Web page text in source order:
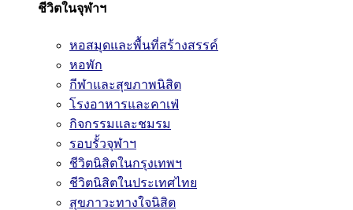
ชีวิตในจุฬาฯ
หอสมุดและพื้นที่สร้างสรรค์
หอพัก
กีฬาและสุขภาพนิสิต
โรงอาหารและคาเฟ่
กิจกรรมและชมรม
รอบรั้วจุฬาฯ
ชีวิตนิสิตในกรุงเทพฯ
ชีวิตนิสิตในประเทศไทย
สุขภาวะทางใจนิสิต